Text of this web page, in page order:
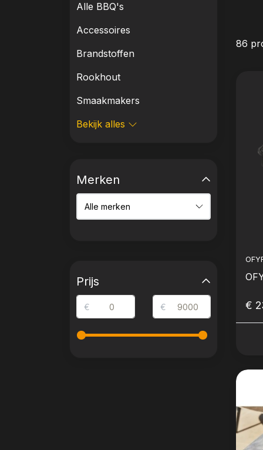
86
€
Alle BBQ's
Accessoires
Brandstoffen
Rookhout
Smaakmakers
Bekijk alles
Merken
Prijs
€ €